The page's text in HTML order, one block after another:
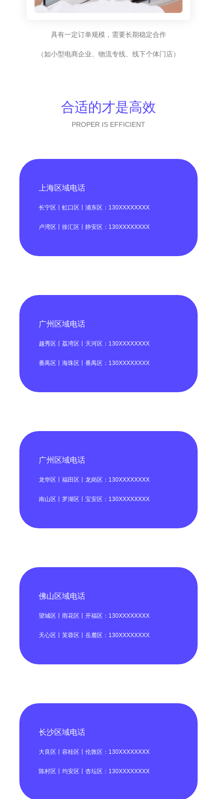
具有一定订单规模，需要长期稳定合作
（如小型电商企业、物流专线、线下个体门店）
合适的才是高效
PROPER IS EFFICIENT
上海区域电话
长宁区丨虹口区丨浦东区：130XXXXXXXX
卢湾区丨徐汇区丨静安区：130XXXXXXXX
广州区域电话
越秀区丨荔湾区丨天河区：130XXXXXXXX
番禺区丨海珠区丨番禺区：130XXXXXXXX
广州区域电话
龙华区丨福田区丨龙岗区：130XXXXXXXX
南山区丨罗湖区丨宝安区：130XXXXXXXX
佛山区域电话
望城区丨雨花区丨开福区：130XXXXXXXX
天心区丨芙蓉区丨岳麓区：130XXXXXXXX
长沙区域电话
大良区丨容桂区丨伦敦区：130XXXXXXXX
陈村区丨均安区丨杏坛区：130XXXXXXXX